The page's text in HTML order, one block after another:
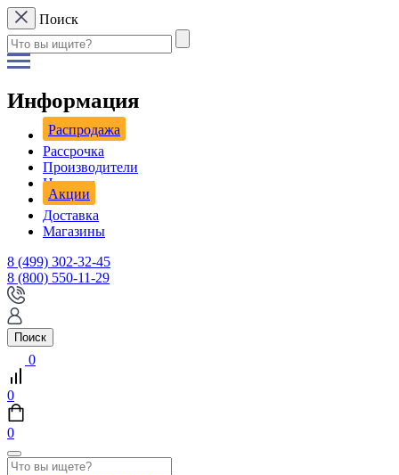
Поиск
Информация
Распродажа
Рассрочка
Производители
Новости
Акции
Доставка
Магазины
8 (499) 302-32-45
8 (800) 550-11-29
Поиск
0
0
0